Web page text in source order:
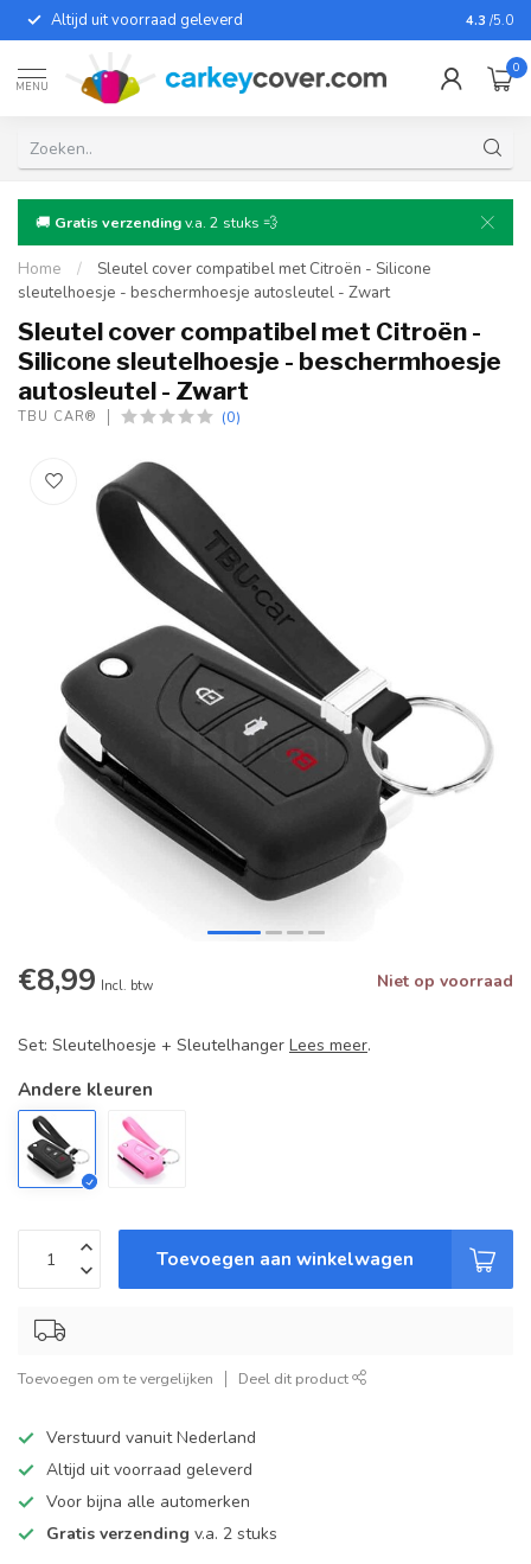
Altijd uit voorraad geleverd Voor
4.3 /5.0
MENU
0
🚚 Gratis verzendingv.a. 2 stuks 💨
Home /
Sleutel cover compatibel met Citroën - Silicone
sleutelhoesje - beschermhoesje autosleutel - Zwart
Sleutel cover compatibel met Citroën -
Silicone sleutelhoesje - beschermhoesje
autosleutel - Zwart
TBU CAR® (0)
€8,99 Incl. btw Niet op voorraad
Set: Sleutelhoesje + Sleutelhanger Lees meer.
Andere kleuren
Toevoegen aan winkelwagen
Toevoegen om te vergelijken Deel dit product
Verstuurd vanuit Nederland
Altijd uit voorraad geleverd
Voor bijna alle automerken
Gratis verzending v.a. 2 stuks